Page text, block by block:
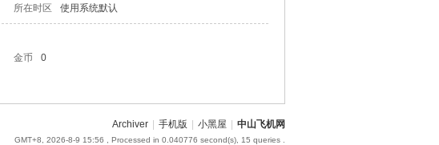
所在时区 使用系统默认
金币
0
Archiver 手机版 小黑屋 中山飞机网
GMT+8, 2026-8-9 15:56 , Processed in 0.040776 second(s), 15 queries .